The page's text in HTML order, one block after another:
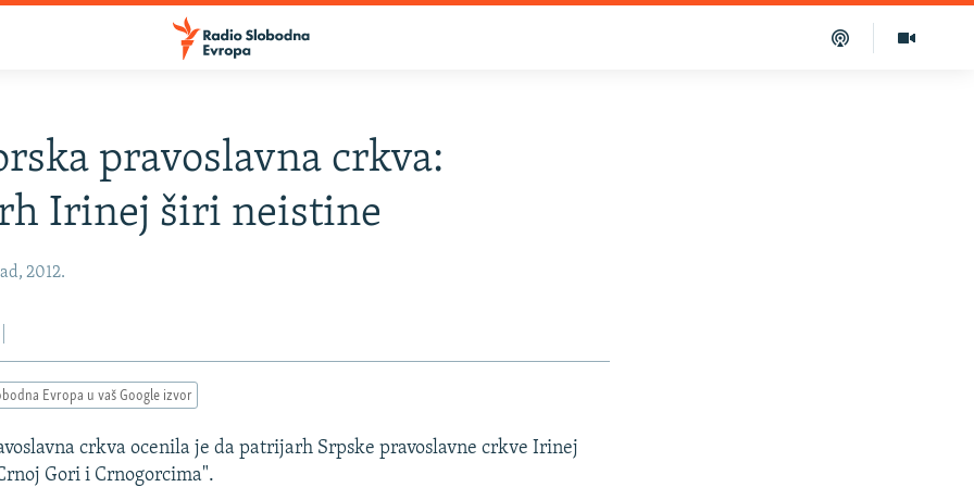
pravoslavna crkva:
Irinej širi neistine
2012.
Evropa u vaš Google izvor
crkva ocenila je da patrijarh Srpske pravoslavne crkve Irinej
Gori i Crnogorcima".